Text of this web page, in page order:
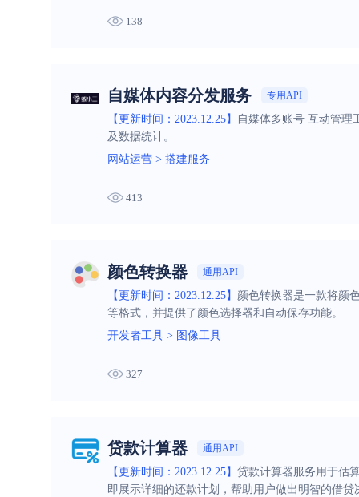
138
自媒体内容分发服务 专用API
【更新时间：2023.12.25】
自媒体多账号 互动管理
及数据统计。
网站运营 > 搭建服务
413
颜色转换器 通用API
【更新时间：2023.12.25】 颜色转换器是一款将颜
等格式，并提供了颜色选择器和自动保存功能。
开发者工具 > 图像工具
327
贷款计算器 通用API
【更新时间：2023.12.25】 贷款计算器服务用于估
即展示详细的还款计划，帮助用户做出明智的借贷